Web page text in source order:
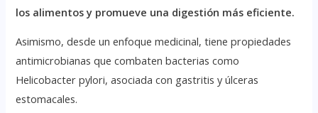
los alimentos y promueve una digestión más eficiente.
Asimismo, desde un enfoque medicinal, tiene propiedades
antimicrobianas que combaten bacterias como
Helicobacter pylori, asociada con gastritis y úlceras
estomacales.